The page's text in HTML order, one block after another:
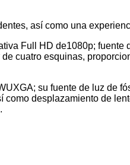
así como una
Full HD de1080p;
cuatro esquinas,
su fuente de luz de
desplazamiento de